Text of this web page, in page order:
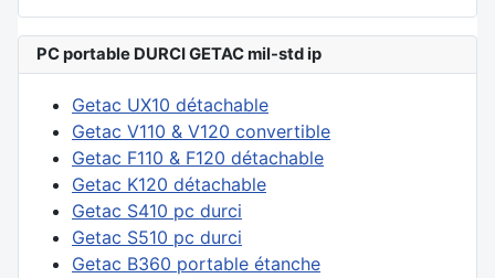
PC portable DURCI GETAC mil-std ip
Getac UX10 détachable
Getac V110 & V120 convertible
Getac F110 & F120 détachable
Getac K120 détachable
Getac S410 pc durci
Getac S510 pc durci
Getac B360 portable étanche